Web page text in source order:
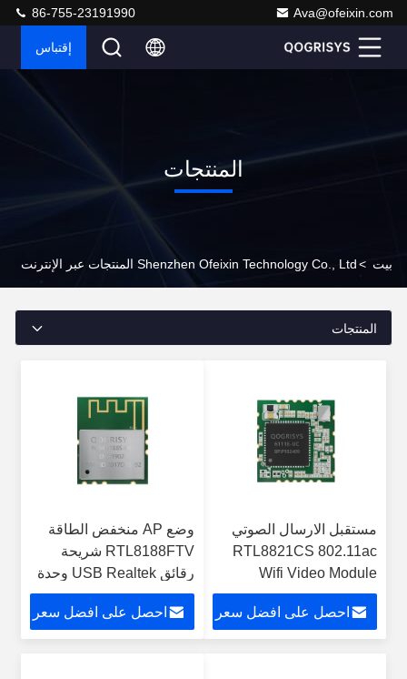
Ava@ofeixin.com
86-755-23191990
إقتباس
المنتجات
بيت >Shenzhen Ofeixin Technology Co., Ltd المنتجات عبر الإنترنت
المنتجات
مستقبل الارسال الصوتي
RTL8821CS 802.11ac
Wifi Video Module
احصل على افضل سعر
وضع AP منخفض الطاقة
RTL8188FTV شريحة
رقائق USB Realtek وحدة
WiFi
احصل على افضل سعر